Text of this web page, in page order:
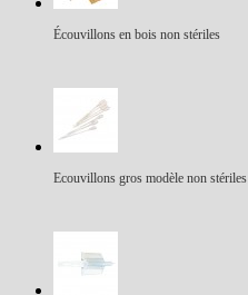
Écouvillons en bois non stériles
Ecouvillons gros modèle non stériles